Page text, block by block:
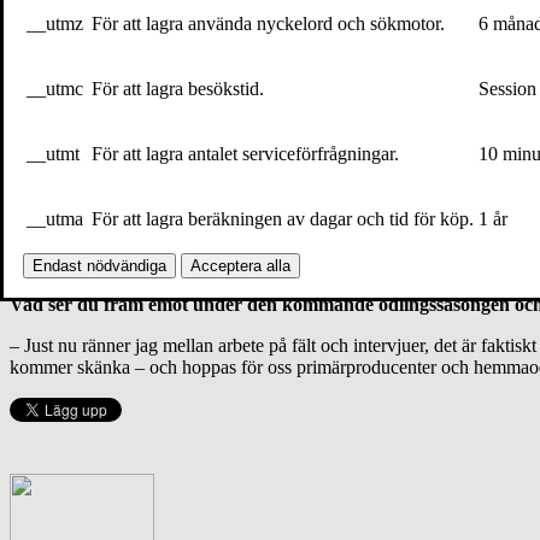
Häromdagen kom boken från tryck och du störtade förbi
– Det var ganska likt den förvåning jag upplever varje gång jag
– Podden blev faktiskt ett helt eget djur. Visst finns det teman som
Du har vid något tillfälle erkänt att du försöker rekrytera så
– Alla som känner att något skaver i konsumtionshetsen och
Vad ser du fram emot under den kommande odlingssäsongen
– Just nu ränner jag mellan arbete på fält och intervjuer, det är
kommer skänka – och hoppas för oss primärproducenter och
__utmz För att lagra använda nyckelord och sökmotor. 6
__utmc För att lagra besökstid. Session
__utmt För att lagra antalet serviceförfrågningar. 10
__utma För att lagra beräkningen av dagar och tid för köp. 1 år
Endast nödvändiga Acceptera alla